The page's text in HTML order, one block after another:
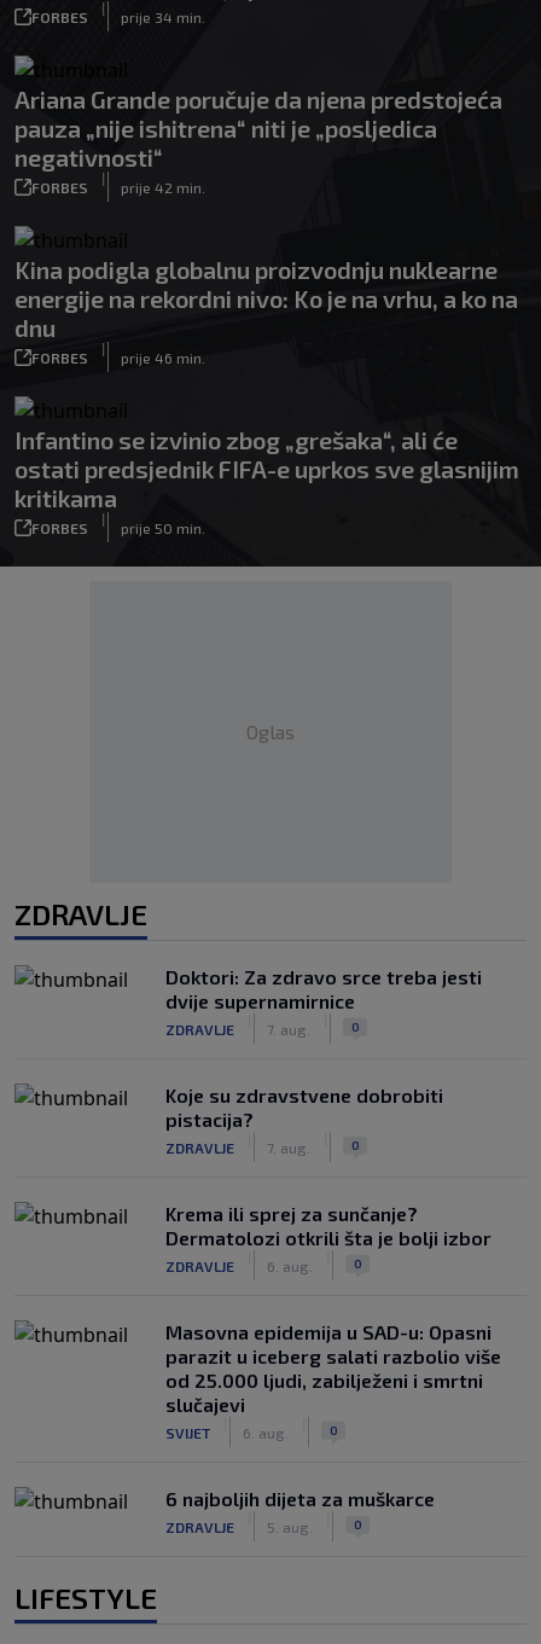
FORBES
|
prije 34 min.
Ariana Grande poručuje da njena predstojeća
pauza „nije ishitrena“ niti je „posljedica
negativnosti“
FORBES
|
prije 42 min.
Kina podigla globalnu proizvodnju nuklearne
energije na rekordni nivo: Ko je na vrhu, a ko na
dnu
FORBES
|
prije 46 min.
Infantino se izvinio zbog „grešaka“, ali će
ostati predsjednik FIFA-e uprkos sve glasnijim
kritikama
FORBES
|
prije 50 min.
Oglas
ZDRAVLJE
Doktori: Za zdravo srce treba jesti
dvije supernamirnice
ZDRAVLJE 7. aug. 0
Koje su zdravstvene dobrobiti
pistacija?
ZDRAVLJE 7. aug. 0
Krema ili sprej za sunčanje?
Dermatolozi otkrili šta je bolji izbor
ZDRAVLJE 6. aug. 0
Masovna epidemija u SAD-u: Opasni
parazit u iceberg salati razbolio više
od 25.000 ljudi, zabilježeni i smrtni
slučajevi
SVIJET 6. aug. 0
6 najboljih dijeta za muškarce
ZDRAVLJE 5. aug. 0
LIFESTYLE